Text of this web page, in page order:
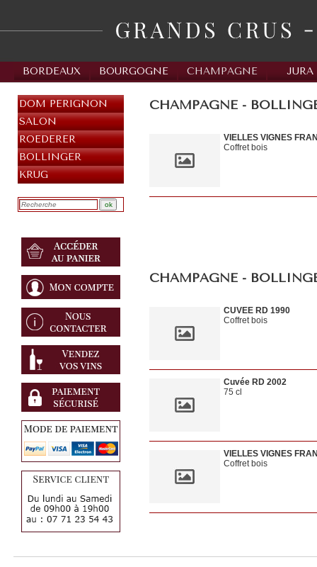
BORDEAUX BOURGOGNE CHAMPAGNE JURA
DOM PERIGNON
SALON
ROEDERER
BOLLINGER
KRUG
CHAMPAGNE -
VIELLES VIGNES
Coffret bois
CHAMPAGNE -
CUVEE RD 1990
Coffret bois
Cuvée RD 2002
75 cl
VIELLES VIGNES
Coffret bois